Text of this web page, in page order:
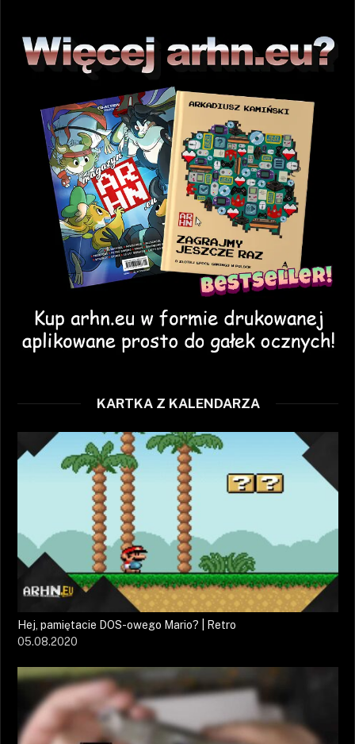
KARTKA Z KALENDARZA
Hej, pamiętacie DOS-owego Mario? | Retro
05.08.2020